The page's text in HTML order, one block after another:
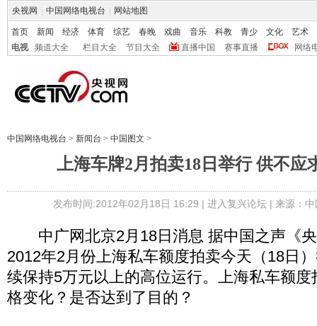
央视网 中国网络电视台 网站地图
首页 新闻 经济 体育 综艺 春晚 戏曲 音乐 科教 青少 文化
艺术
电视
频道大全 栏目大全 节目大全 直播中国 赛事直播 网络
中国网络电视台 > 新闻台 > 中国图文 >
上海车牌2月拍卖18日举行 供不应
发布时间:2012年02月18日 16:29 | 进入复兴论坛| 来源：
中广网北京2月18日消息 据中国之声《央
2012年2月份上海私车额度拍卖今天（18日
续保持5万元以上的高位运行。上海私车额
格变化？是否达到了目的？